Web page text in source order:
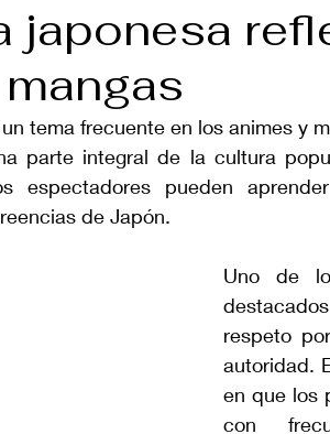
japonesa
tema frecuente en los animes y
parte integral de la cultura
espectadores pueden
de Japón.
Uno de
respeto
autoridad.
en que los
con